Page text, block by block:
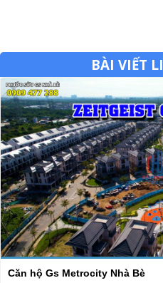
BÀI VIẾT
Căn hộ Gs Metrocity Nhà Bè